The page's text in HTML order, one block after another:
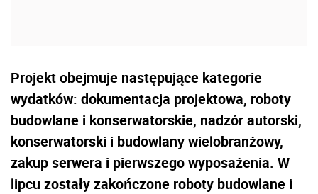
Projekt obejmuje następujące kategorie
wydatków: dokumentacja projektowa, roboty
budowlane i konserwatorskie, nadzór autorski,
konserwatorski i budowlany wielobranżowy,
zakup serwera i pierwszego wyposażenia. W
lipcu zostały zakończone roboty budowlane i